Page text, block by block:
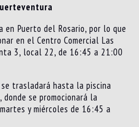
en Puerto del Rosario, por lo que
en el Centro Comercial Las
3, local 22, de 16:45 a 21:00
trasladará hasta la piscina
donde se promocionará la
y miércoles de 16:45 a